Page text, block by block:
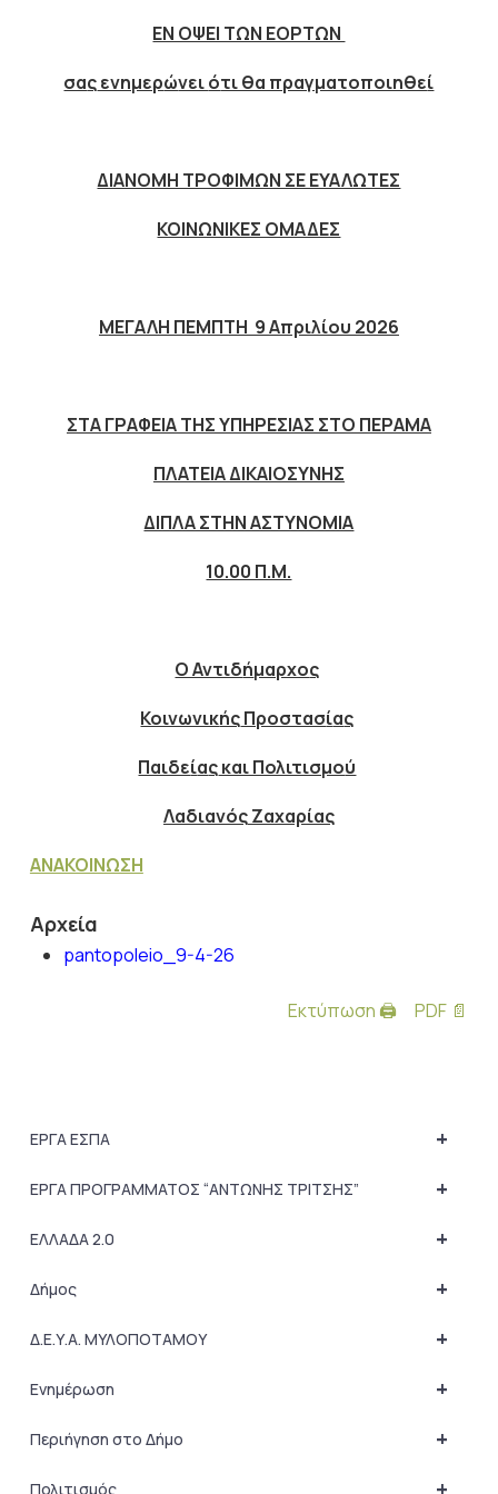
ΕΝ ΟΨΕΙ ΤΩΝ ΕΟΡΤΩΝ
σαςενημερώνειότι θα πραγματοποιηθεί
ΔΙΑΝΟΜΗ ΤΡΟΦΙΜΩΝ ΣΕ ΕΥΑΛΩΤΕΣ
ΚΟΙΝΩΝΙΚΕΣ ΟΜΑΔΕΣ
ΜΕΓΑΛΗ ΠΕΜΠΤΗ 9 Απριλίου 2026
ΣΤΑ ΓΡΑΦΕΙΑ ΤΗΣ ΥΠΗΡΕΣΙΑΣ ΣΤΟ ΠΕΡΑΜΑ
ΠΛΑΤΕΙΑ ΔΙΚΑΙΟΣΥΝΗΣ
ΔΙΠΛΑ ΣΤΗΝ ΑΣΤΥΝΟΜΙΑ
10.00 Π.Μ.
Ο Αντιδήμαρχος
ΚοινωνικήςΠροστασίας
Παιδείαςκαι Πολιτισμού
ΛαδιανόςΖαχαρίας
ΑΝΑΚΟΙΝΩΣΗ
Αρχεία
pantopoleio_9-4-26
Εκτύπωση 🖨 PDF 📄
+
ΕΡΓΑ ΕΣΠΑ
+
ΕΡΓΑ ΠΡΟΓΡΑΜΜΑΤΟΣ “ΑΝΤΩΝΗΣ ΤΡΙΤΣΗΣ”
+
ΕΛΛΑΔΑ 2.0
+
Δήμος
+
Δ.Ε.Υ.Α. ΜΥΛΟΠΟΤΑΜΟΥ
+
Ενημέρωση
+
Περιήγηση στο Δήμο
Πολιτισμός